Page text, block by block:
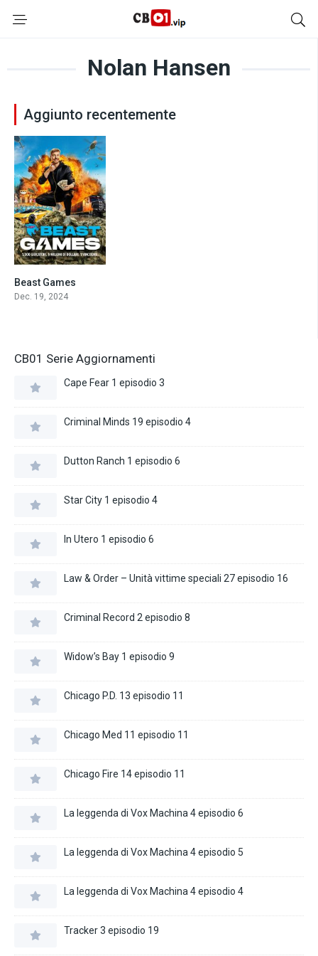
Nolan Hansen
Aggiunto recentemente
Beast Games
Dec. 19, 2024
CB01 Serie Aggiornamenti
Cape Fear 1 episodio 3
Criminal Minds 19 episodio 4
Dutton Ranch 1 episodio 6
Star City 1 episodio 4
In Utero 1 episodio 6
Law & Order – Unità vittime speciali 27 episodio 16
Criminal Record 2 episodio 8
Widow’s Bay 1 episodio 9
Chicago P.D. 13 episodio 11
Chicago Med 11 episodio 11
Chicago Fire 14 episodio 11
La leggenda di Vox Machina 4 episodio 6
La leggenda di Vox Machina 4 episodio 5
La leggenda di Vox Machina 4 episodio 4
Tracker 3 episodio 19